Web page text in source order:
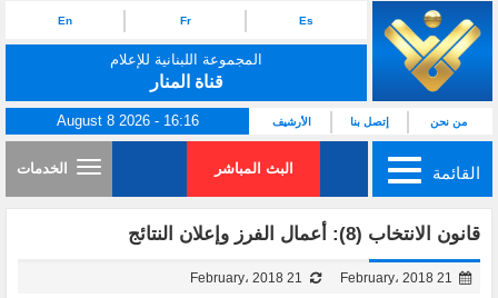
Es
Fr
En
المجموعة اللبنانية للإعلام
قناة المنار
من نحن إتصل بنا الأرشيف August 8 2026 - 16:16
القائمة البث المباشر الخدمات
قانون الانتخاب (8): أعمال الفرز وإعلان النتائج